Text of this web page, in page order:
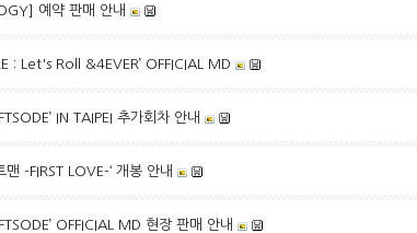
예약 판매 안내
: Let's Roll &4EVER’ OFFICIAL MD
IN TAIPEI 추가회차 안내
-FIRST LOVE-‘ 개봉 안내
OFFICIAL MD 현장 판매 안내